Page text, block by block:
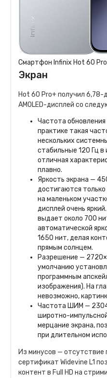
Смартфон Infinix Hot 60
Экран
Hot 60 Pro+ получил
AMOLED-дисплей со
Частота обновления
практике такая
нескольких
стабильные 120 Гц
отличная
плавно.
Яркость экрана —
достигаются
на маленьком
дисплей очень
выдает около 700
автоматической
1650 нит, делая
прямым солнцем.
Разрешение —
умолчанию
программным
изображения). На
невозможно,
Частота ШИМ — 2304
широтно-
мерцание экрана,
при длительном
Из минусов — отсутствие
сертификат Widevine L1
контент в Full HD на